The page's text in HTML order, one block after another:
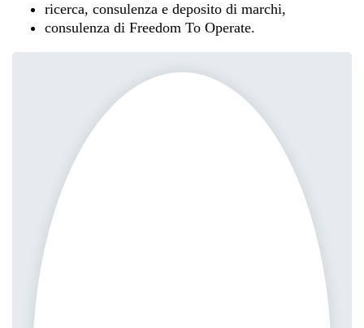
ricerca, consulenza e deposito di marchi,
consulenza di Freedom To Operate.